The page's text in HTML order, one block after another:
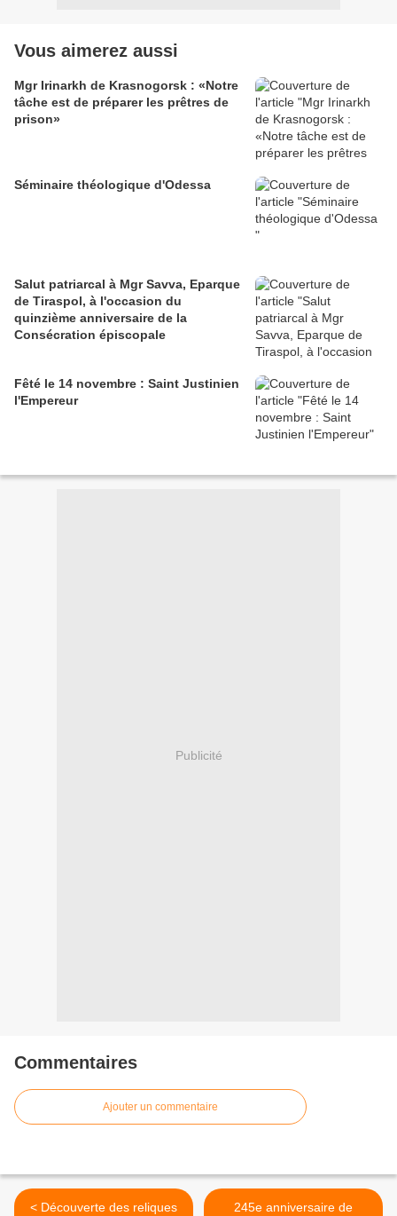
Vous aimerez aussi
Mgr Irinarkh de Krasnogorsk : «Notre
tâche est de préparer les prêtres de
prison»
Séminaire théologique d'Odessa
Salut patriarcal à Mgr Savva, Eparque
de Tiraspol, à l'occasion du
quinzième anniversaire de la
Consécration épiscopale
Fêté le 14 novembre : Saint Justinien
l'Empereur
Publicité
Commentaires
Ajouter un commentaire
< Découverte des reliques
245e anniversaire de